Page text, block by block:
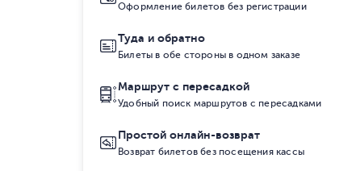
Оформление билетов без регистрации
Туда и обратно
Билеты в обе стороны в одном заказе
Маршрут с пересадкой
Удобный поиск маршрутов с пересадками
Простой онлайн-возврат
Возврат билетов без посещения кассы